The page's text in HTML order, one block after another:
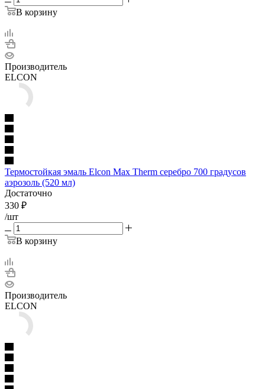
В корзину
Производитель
ELCON
Термостойкая эмаль Elcon Max Therm серебро 700 градусов
аэрозоль (520 мл)
Достаточно
330 ₽
/шт
В корзину
Производитель
ELCON